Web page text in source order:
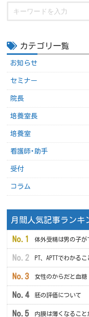
カテゴリ一覧
お知らせ
セミナー
院長
培養室長
培養室
看護師･助手
受付
コラム
月間人気記事ランキ
体外受精は男の子が
PT、APTTでわかるこ
女性のからだと血糖
胚の評価について
内膜は薄くなること